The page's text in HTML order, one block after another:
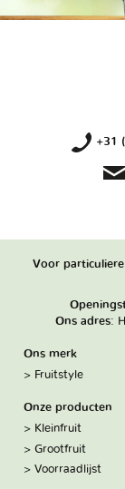
+31
Voor
Ons adres:
Ons merk
Fruitstyle
Onze producten
Kleinfruit
Grootfruit
Voorraadlijst